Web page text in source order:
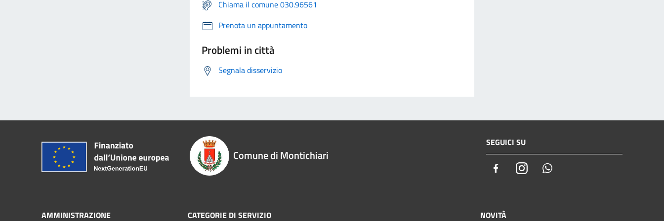
Chiama il comune 030.96561
Prenota un appuntamento
Problemi in città
Segnala disservizio
Comune di Montichiari
SEGUICI SU
FacebookInstagram
AMMINISTRAZIONE CATEGORIE DI SERVIZIO NOVITÀ